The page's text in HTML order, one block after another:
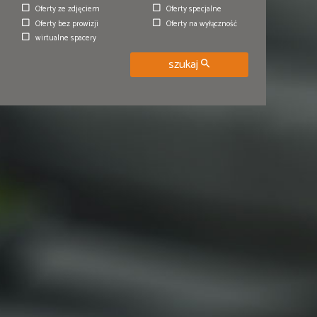
Oferty ze zdjęciem
Oferty specjalne
Oferty bez prowizji
Oferty na wyłączność
wirtualne spacery
szukaj